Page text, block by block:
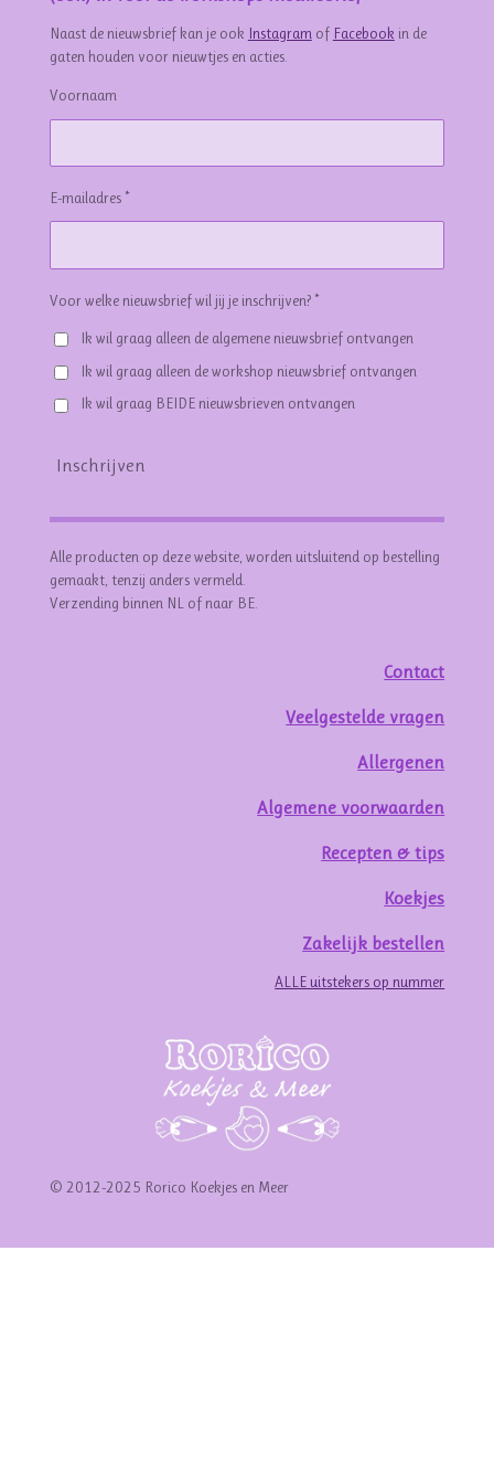
Naast de nieuwsbrief kan je ook Instagram of Facebook in de
gaten houden voor nieuwtjes en acties.
Voornaam
E-mailadres *
Voor welke nieuwsbrief wil jij je inschrijven? *
Ik wil graag alleen de algemene nieuwsbrief ontvangen
Ik wil graag alleen de workshop nieuwsbrief ontvangen
Ik wil graag BEIDE nieuwsbrieven ontvangen
Inschrijven
Alle producten op deze website, worden uitsluitend op bestelling
gemaakt, tenzij anders vermeld.
Verzending binnen NL of naar BE.
Contact
Veelgestelde vragen
Allergenen
Algemene voorwaarden
Recepten & tips
Koekjes
Zakelijk bestellen
ALLE uitstekers op nummer
© 2012-2025 Rorico Koekjes en Meer